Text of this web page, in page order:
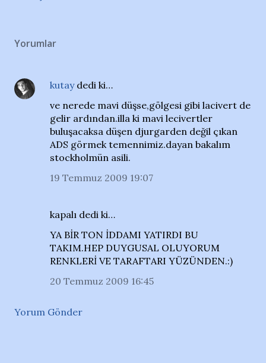
Yorumlar
kutaydedi ki…
ve nerede mavi düşse,gölgesi gibi lacivert de
gelir ardından.illa ki mavi lecivertler
buluşacaksa düşen djurgarden değil çıkan
ADS görmek temennimiz.dayan bakalım
stockholmün asili.
19 Temmuz 2009 19:07
kapalı dedi ki…
YA BİR TON İDDAMI YATIRDI BU
TAKIM.HEP DUYGUSAL OLUYORUM
RENKLERİ VE TARAFTARI YÜZÜNDEN.:)
20 Temmuz 2009 16:45
Yorum Gönder